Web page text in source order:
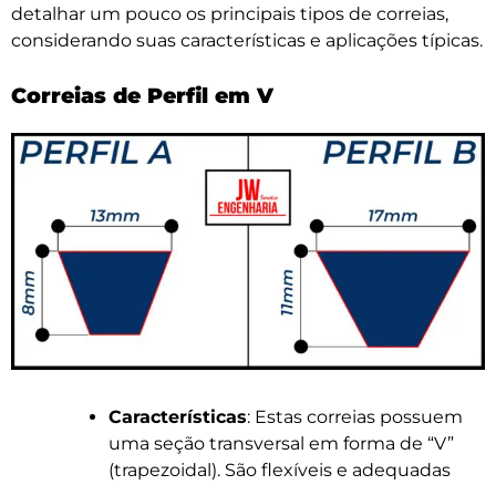
detalhar um pouco os principais tipos de correias,
considerando suas características e aplicações típicas.
Correias de Perfil em V
Características: Estas correias possuem
uma seção transversal em forma de “V”
(trapezoidal). São flexíveis e adequadas